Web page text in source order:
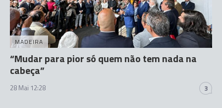
MADEIRA
“Mudar para pior só quem não tem nada na
cabeça”
28 Mai 12:28 3